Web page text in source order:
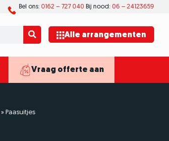
Bel ons: 0162 – 727 040 Bij nood: 06 – 24123659
Alle arrangementen
Vraag offerte aan
» Paasuitjes